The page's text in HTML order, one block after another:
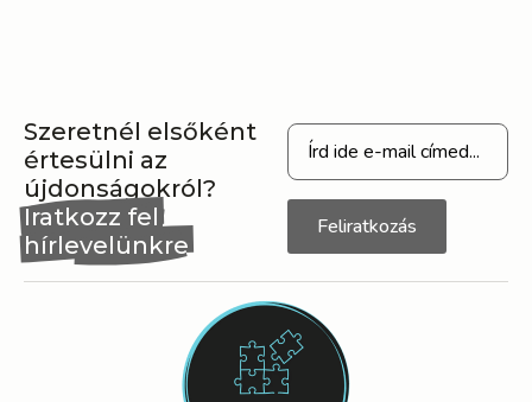
Szeretnél elsőként
értesülni az
újdonságokról?
Iratkozz fel
hírlevelünkre
Feliratkozás